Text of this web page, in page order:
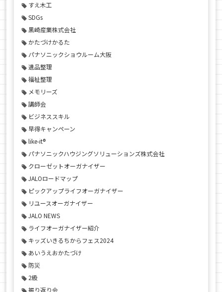
すえ木工
SDGs
黒崎産業株式会社
かたづけかるた
パナソニックショウルーム大阪
遺品整理
福祉整理
メモリーズ
講師会
ビジネススキル
早得キャンペーン
like-it®
パナソニックハウジングソリューションズ株式会社
クローゼットオーガナイザー
JALOロードマップ
ピックアップライフオーガナイザー
リユースオーガナイザー
JALO NEWS
ライフオーガナイザー紹介
キッズいきるちからフェス2024
あいうえおかたづけ
防災
2級
振り返り会